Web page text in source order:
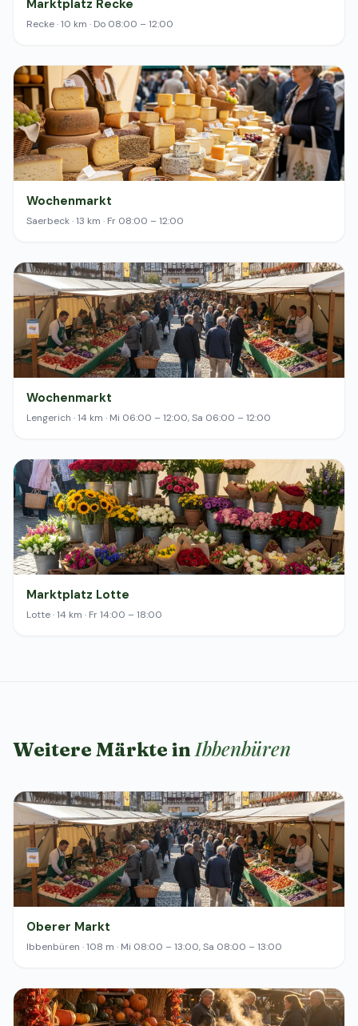
Marktplatz Recke
Recke · 10 km · Do 08:00 – 12:00
Wochenmarkt
Saerbeck · 13 km · Fr 08:00 – 12:00
Wochenmarkt
Lengerich · 14 km · Mi 06:00 – 12:00, Sa 06:00 – 12:00
Marktplatz Lotte
Lotte · 14 km · Fr 14:00 – 18:00
Weitere Märkte inIbbenbüren
Oberer Markt
Ibbenbüren · 108 m · Mi 08:00 – 13:00, Sa 08:00 – 13:00